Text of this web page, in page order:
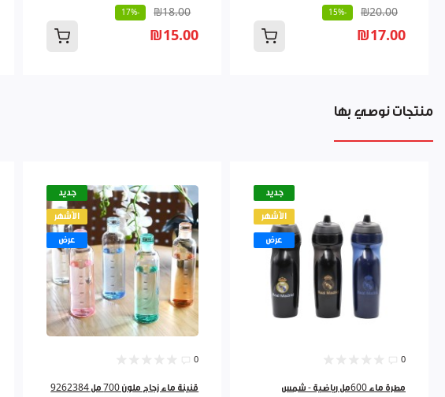
₪20.00
-15%
₪17.00
₪18.00
-17%
₪15.00
منتجات نوصي بها
جديد
الأشهر
عرض
0
مطرة ماء 600مل رياضية - شمس
جديد
الأشهر
عرض
0
قنينة ماء زجاج ملون 700 مل 9262384